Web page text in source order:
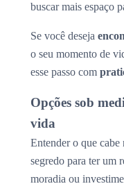
buscar mais espaço
Se você deseja
o seu momento de
esse passo com
Opções sob
vida
Entender o que cabe
segredo para ter um
moradia ou